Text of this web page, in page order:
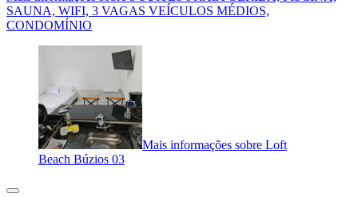
SAUNA, WIFI, 3 VAGAS VEÍCULOS MÉDIOS,
CONDOMÍNIO
Mais informações sobre Loft
Beach Búzios 03